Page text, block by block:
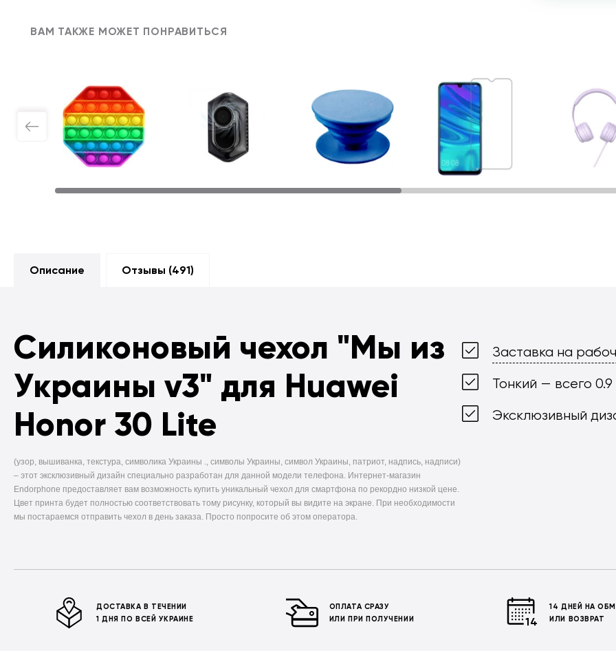
ВАМ ТАКЖЕ МОЖЕТ ПОНРАВИТЬСЯ
Описание Отзывы (491)
Силиконовый чехол "Мы из
Украины v3" для Huawei
Honor 30 Lite
(узор, вышиванка, текстура, символика Украины ., символы Украины, символ Украины, патриот, надпись, надписи)
– этот эксклюзивный дизайн специально разработан для данной модели телефона. Интернет-магазин
Endorphone предоставляет вам возможность купить уникальный чехол для смартфона по рекордно низкой цене.
Цвет принта будет полностью соответствовать тому рисунку, который вы видите на экране. При необходимости
мы постараемся отправить чехол в день заказа. Просто попросите об этом оператора.
Заставка на
Тонкий — всего
Эксклюзивный
ДОСТАВКА В ТЕЧЕНИИ
1 ДНЯ ПО ВСЕЙ УКРАИНЕ
ОПЛАТА СРАЗУ
ИЛИ ПРИ ПОЛУЧЕНИИ
14 ДНЕЙ НА
ИЛИ ВОЗВРАТ